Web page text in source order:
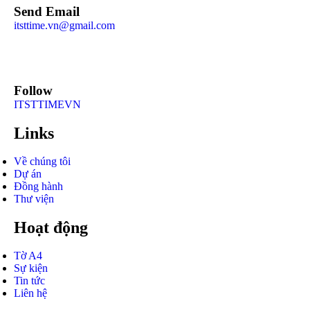
Send Email
itsttime.vn@gmail.com
Follow
ITSTTIMEVN
Links
Về chúng tôi
Dự án
Đồng hành
Thư viện
Hoạt động
Tờ A4
Sự kiện
Tin tức
Liên hệ